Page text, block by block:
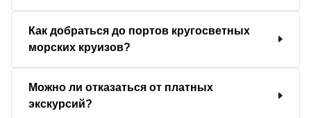
Как добраться до портов кругосветных
морских круизов?
Можно ли отказаться от платных
экскурсий?